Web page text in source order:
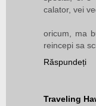
calator, vei
oricum, ma
reincepi sa
Răspundeți
Traveling